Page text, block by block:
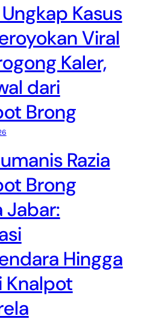
Kasus
Viral
Kaler,
dari
Brong
Razia
Brong
Jabar:
Hingga
Knalpot